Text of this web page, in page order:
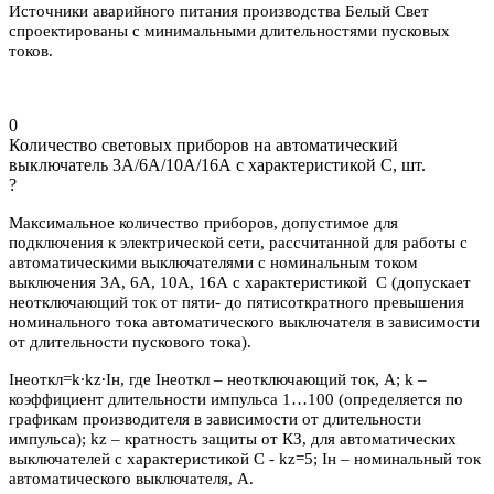
Источники аварийного питания производства Белый Свет
спроектированы с минимальными длительностями пусковых
токов.
0
Количество световых приборов на автоматический
выключатель 3А/6А/10А/16А с характеристикой C, шт.
?
Максимальное количество приборов, допустимое для
подключения к электрической сети, рассчитанной для работы с
автоматическими выключателями с номинальным током
выключения 3А, 6А, 10А, 16А с характеристикой С (допускает
неотключающий ток от пяти- до пятисоткратного превышения
номинального тока автоматического выключателя в зависимости
от длительности пускового тока).
Iнеоткл=k∙kz∙Iн, где Iнеоткл – неотключающий ток, А; k –
коэффициент длительности импульса 1…100 (определяется по
графикам производителя в зависимости от длительности
импульса); kz – кратность защиты от КЗ, для автоматических
выключателей с характеристикой C - kz=5; Iн – номинальный ток
автоматического выключателя, А.